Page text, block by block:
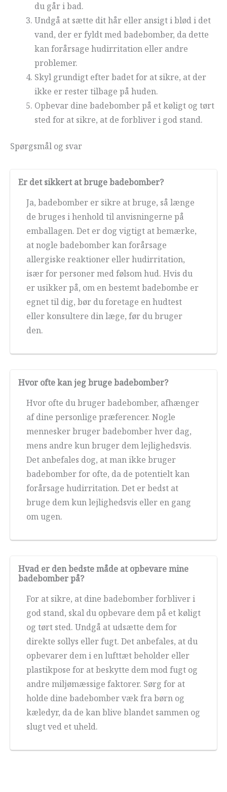
du går i bad.
Undgå at sætte dit hår eller ansigt i blød i det
vand, der er fyldt med badebomber, da dette
kan forårsage hudirritation eller andre
problemer.
Skyl grundigt efter badet for at sikre, at der
ikke er rester tilbage på huden.
Opbevar dine badebomber på et køligt og tørt
sted for at sikre, at de forbliver i god stand.
Spørgsmål og svar
Er det sikkert at bruge badebomber?
Ja, badebomber er sikre at bruge, så længe
de bruges i henhold til anvisningerne på
emballagen. Det er dog vigtigt at bemærke,
at nogle badebomber kan forårsage
allergiske reaktioner eller hudirritation,
især for personer med følsom hud. Hvis du
er usikker på, om en bestemt badebombe er
egnet til dig, bør du foretage en hudtest
eller konsultere din læge, før du bruger
den.
Hvor ofte kan jeg bruge badebomber?
Hvor ofte du bruger badebomber, afhænger
af dine personlige præferencer. Nogle
mennesker bruger badebomber hver dag,
mens andre kun bruger dem lejlighedsvis.
Det anbefales dog, at man ikke bruger
badebomber for ofte, da de potentielt kan
forårsage hudirritation. Det er bedst at
bruge dem kun lejlighedsvis eller en gang
om ugen.
Hvad er den bedste måde at opbevare mine
badebomber på?
For at sikre, at dine badebomber forbliver i
god stand, skal du opbevare dem på et køligt
og tørt sted. Undgå at udsætte dem for
direkte sollys eller fugt. Det anbefales, at du
opbevarer dem i en lufttæt beholder eller
plastikpose for at beskytte dem mod fugt og
andre miljømæssige faktorer. Sørg for at
holde dine badebomber væk fra børn og
kæledyr, da de kan blive blandet sammen og
slugt ved et uheld.